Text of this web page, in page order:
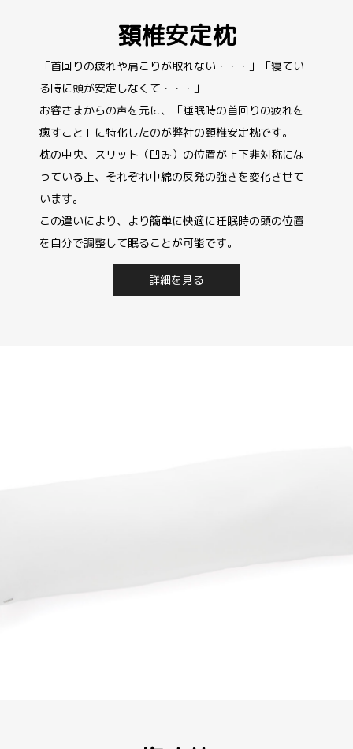
頚椎安定枕
「首回りの疲れや肩こりが取れない・・・」「寝てい
る時に頭が安定しなくて・・・」
お客さまからの声を元に、「睡眠時の首回りの疲れを
癒すこと」に特化したのが弊社の頚椎安定枕です。
枕の中央、スリット（凹み）の位置が上下非対称にな
っている上、それぞれ中綿の反発の強さを変化させて
います。
この違いにより、より簡単に快適に睡眠時の頭の位置
を自分で調整して眠ることが可能です。
詳細を見る